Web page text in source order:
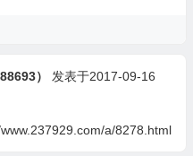
）
发表于2017-09-16
a/8278.html